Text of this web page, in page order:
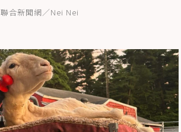
聯合新聞網／Nei Nei